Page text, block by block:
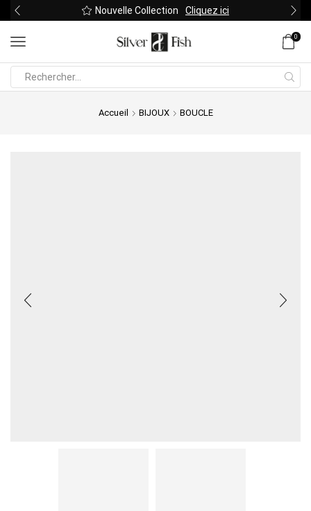
Nouvelle Collection Cliquez ici
0
Accueil BIJOUX BOUCLE